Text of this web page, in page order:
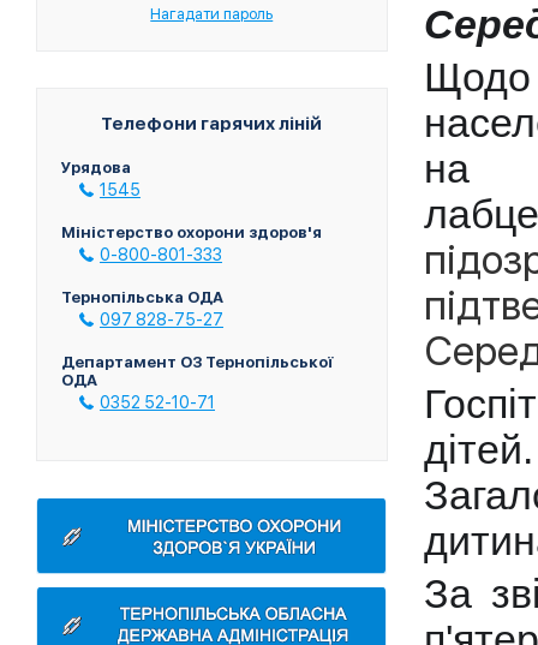
Нагадати пароль
Телефони гарячих ліній
Урядова
1545
Міністерство охорони здоров'я
0-800-801-333
Тернопільська ОДА
097 828-75-27
Департамент ОЗ Тернопільської
ОДА
0352 52-10-71
на
дітей.
За